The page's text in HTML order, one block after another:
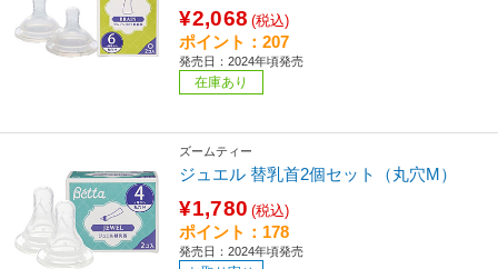
¥2,068 (税込)
ポイント：207
発売日：2024年頃発売
在庫あり
ズームティー
ジュエル 替乳首2個セット（丸穴M）
¥1,780 (税込)
ポイント：178
発売日：2024年頃発売